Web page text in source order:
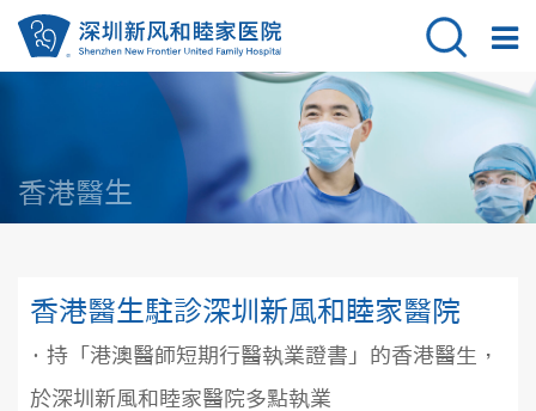
香港醫生
香港醫生駐診深圳新風和睦家醫院
· 持「港澳醫師短期行醫執業證書」的香港醫生，
於深圳新風和睦家醫院多點執業